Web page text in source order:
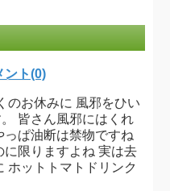
ント(0)
のお休みに 風邪をひい
皆さん風邪にはくれ
っぱ油断は禁物ですね
に限りますよね 実は去
ホットトマトドリンク